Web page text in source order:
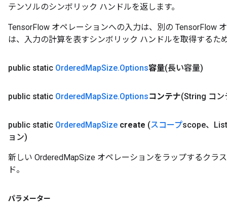
テンソルのシンボリック ハンドルを返します。
TensorFlow オペレーションへの入力は、別の TensorFlow
は、入力の計算を表すシンボリック ハンドルを取得するた
public static OrderedMapSize.Options容量(長い容量)
public static OrderedMapSize.Optionsコンテナ(String コン
public static OrderedMapSize create (スコープscope、
ョン)
新しい OrderedMapSize オペレーションをラップするクラ
ド。
パラメーター